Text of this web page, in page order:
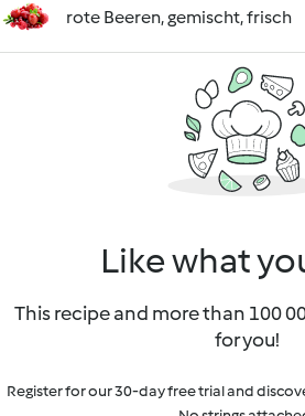
rote Beeren, gemischt, frisch
Like what
This recipe and more than 100
for you!
Register for our 30-day free trial and